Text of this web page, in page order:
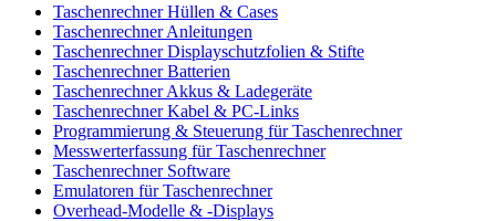
Taschenrechner Hüllen & Cases
Taschenrechner Anleitungen
Taschenrechner Displayschutzfolien & Stifte
Taschenrechner Batterien
Taschenrechner Akkus & Ladegeräte
Taschenrechner Kabel & PC-Links
Programmierung & Steuerung für Taschenrechner
Messwerterfassung für Taschenrechner
Taschenrechner Software
Emulatoren für Taschenrechner
Overhead-Modelle & -Displays